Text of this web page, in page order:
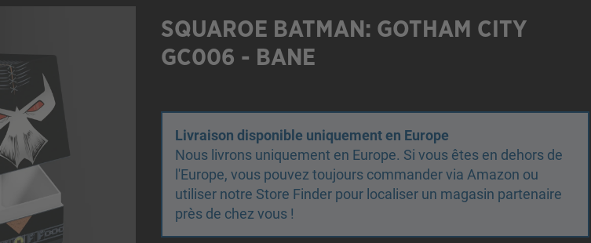
SQUAROE BATMAN: GOTHAM CITY
GC006 - BANE
Livraison disponible uniquement en Europe
Nous livrons uniquement en Europe. Si vous êtes en dehors de
l'Europe, vous pouvez toujours commander via Amazon ou
utiliser notre Store Finder pour localiser un magasin partenaire
près de chez vous !